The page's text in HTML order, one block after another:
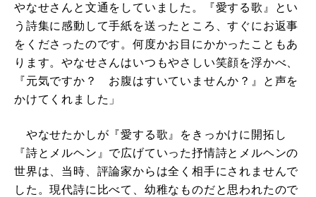
やなせさんと文通をしていました。『愛する歌』とい
う詩集に感動して手紙を送ったところ、すぐにお返事
をくださったのです。何度かお目にかかったこともあ
ります。やなせさんはいつもやさしい笑顔を浮かべ、
『元気ですか？ お腹はすいていませんか？』と声を
かけてくれました」
やなせたかしが『愛する歌』をきっかけに開拓し
『詩とメルヘン』で広げていった抒情詩とメルヘンの
世界は、当時、評論家からは全く相手にされませんで
した。現代詩に比べて、幼稚なものだと思われたので